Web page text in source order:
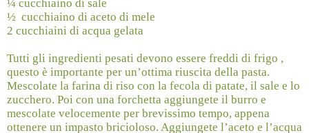
¼ cucchiaino di sale
½ cucchiaino di aceto di mele
2 cucchiaini di acqua gelata
Tutti gli ingredienti pesati devono essere freddi di frigo ,
questo è importante per un’ottima riuscita della pasta.
Mescolate la farina di riso con la fecola di patate, il sale e lo
zucchero. Poi con una forchetta aggiungete il burro e
mescolate velocemente per brevissimo tempo, appena
ottenere un impasto bricioloso. Aggiungete l’aceto e l’acqua